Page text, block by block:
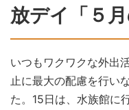
放デイ「５月
いつもワクワクな外出
止に最大の配慮を行い
た。15日は、水族館に